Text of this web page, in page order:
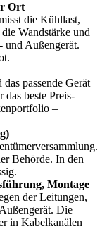
Ort
die Kühllast,
Wandstärke und
und Außengerät.
passende Gerät
beste Preis-
–
Behörde. In den
Montage
der Leitungen,
Die
in Kabelkanälen